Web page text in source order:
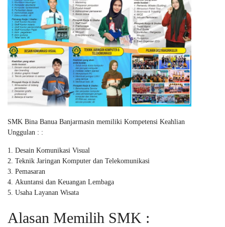
SMK Bina Banua Banjarmasin memiliki Kompetensi Keahlian
Unggulan : :
Desain Komunikasi Visual
Teknik Jaringan Komputer dan Telekomunikasi
Pemasaran
Akuntansi dan Keuangan Lembaga
Usaha Layanan Wisata
Alasan Memilih SMK :